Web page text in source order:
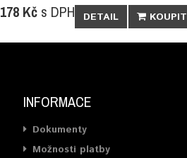
178 Kčs DPH DETAIL KOUPIT
INFORMACE
Dokumenty
Možnosti platby